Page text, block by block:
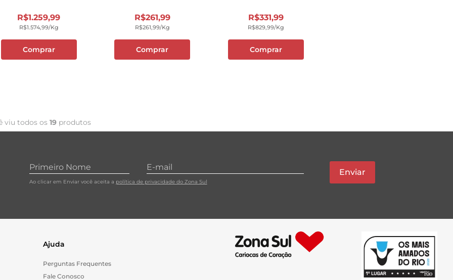
R$1.259,99
R$1.574,99/kg
Comprar
R$261,99
R$261,99/kg
Comprar
R$331,99
R$829,99/kg
Comprar
viu todos os19 produtos
Ao clicar em Enviar você aceita a política de privacidade do Zona Sul
Enviar
Ajuda
Perguntas Frequentes
Fale Conosco